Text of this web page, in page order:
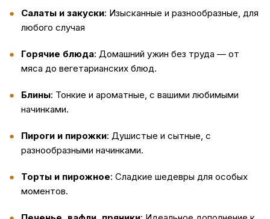
Салаты и закуски: Изысканные и разнообразные, для
любого случая
Горячие блюда: Домашний ужин без труда — от
мяса до вегетарианских блюд.
Блины: Тонкие и ароматные, с вашими любимыми
начинками.
Пироги и пирожки: Душистые и сытные, с
разнообразными начинками.
Торты и пирожное: Сладкие шедевры для особых
моментов.